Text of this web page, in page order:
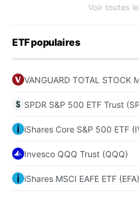
Voir toutes
ETF populaires
VANGUARD TOTAL STOCK
SPDR S&P 500 ETF Trust
iShares Core S&P 500 ETF
Invesco QQQ Trust (QQQ)
iShares MSCI EAFE ETF (EFA)